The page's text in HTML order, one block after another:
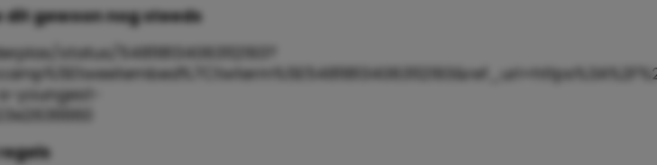
dit gewoon nog steeds
status/548118134063112193?
youngest-